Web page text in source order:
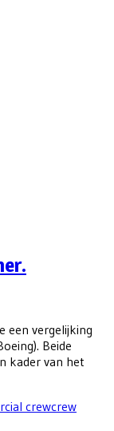
een vergelijking
Beide
kader van het
crewcrew